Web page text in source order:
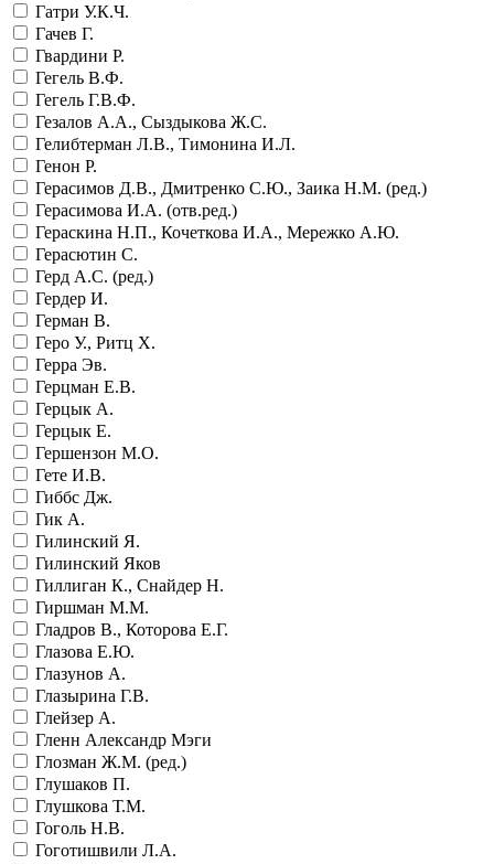
Гатри У.К.Ч.
Гачев Г.
Гвардини Р.
Гегель В.Ф.
Гегель Г.В.Ф.
Гезалов А.А., Сыздыкова Ж.С.
Гелибтерман Л.В., Тимонина И.Л.
Генон Р.
Герасимов Д.В., Дмитренко С.Ю., Заика Н.М. (ред.)
Герасимова И.А. (отв.ред.)
Гераскина Н.П., Кочеткова И.А., Мережко А.Ю.
Герасютин С.
Герд А.С. (ред.)
Гердер И.
Герман В.
Геро У., Ритц Х.
Герра Эв.
Герцман Е.В.
Герцык А.
Герцык Е.
Гершензон М.О.
Гете И.В.
Гиббс Дж.
Гик А.
Гилинский Я.
Гилинский Яков
Гиллиган К., Снайдер Н.
Гиршман М.М.
Гладров В., Которова Е.Г.
Глазова Е.Ю.
Глазунов А.
Глазырина Г.В.
Глейзер А.
Гленн Александр Мэги
Глозман Ж.М. (ред.)
Глушаков П.
Глушкова Т.М.
Гоголь Н.В.
Гоготишвили Л.А.